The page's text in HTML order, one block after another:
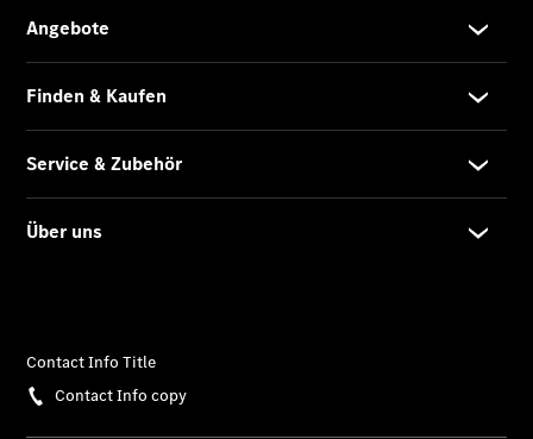
Unfallreparaturen
Entsorgung
Fleet